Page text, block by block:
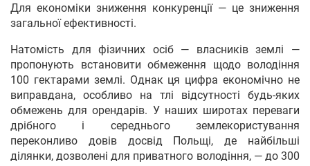
Для економіки зниження конкуренції — це зниження
загальної ефективності.
Натомість для фізичних осіб — власників землі —
пропонують встановити обмеження щодо володіння
100 гектарами землі. Однак ця цифра економічно не
виправдана, особливо на тлі відсутності будь-яких
обмежень для орендарів. У наших широтах переваги
дрібного і середнього землекористування
переконливо довів досвід Польщі, де найбільші
ділянки, дозволені для приватного володіння, — до 300